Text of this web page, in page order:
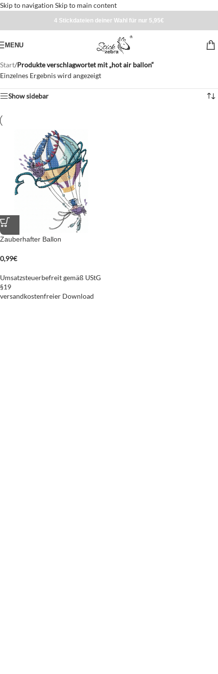
Skip to navigation Skip to main content
4 Stickdateien deiner Wahl für nur 5,95€
MENU
Start/Produkte verschlagwortet mit „hot air ballon“
Einzelnes Ergebnis wird angezeigt
Show sidebar
Zauberhafter Ballon
0,99€
Umsatzsteuerbefreit gemäß UStG
§19
versandkostenfreier Download